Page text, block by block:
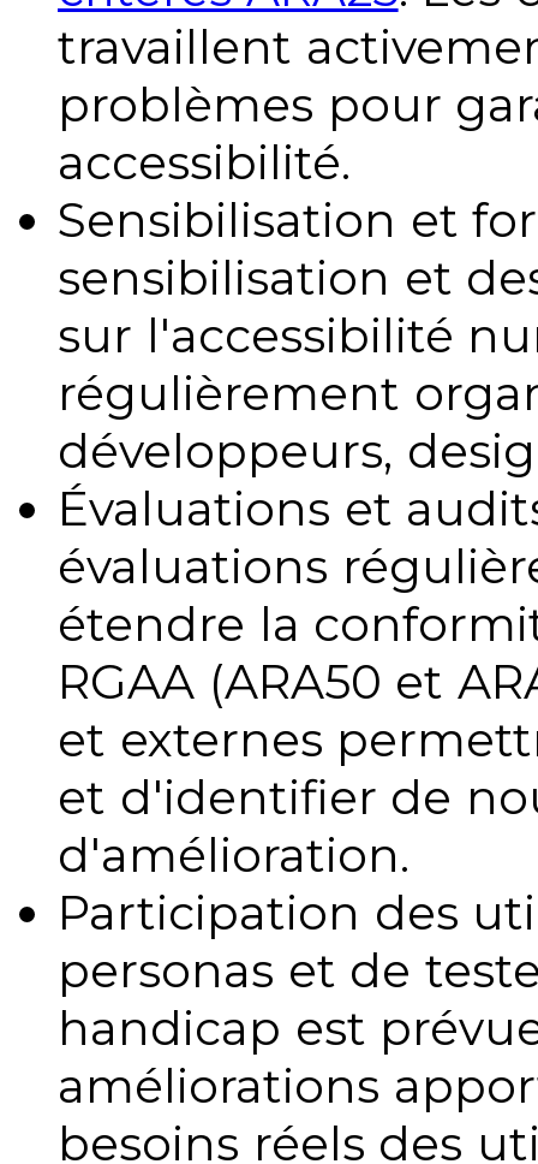
travaillent
problèmes pour
accessibilité.
Sensibilisation et
sensibilisation et
sur l'accessibilité
régulièrement
développeurs,
Évaluations et
évaluations
étendre la
RGAA (ARA50 et
et externes
et d'identifier de
d'amélioration.
Participation des
personas et de
handicap est
améliorations
besoins réels des